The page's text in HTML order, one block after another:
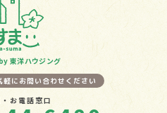
東洋ハウジング
にお問い合わせください
お電話窓口